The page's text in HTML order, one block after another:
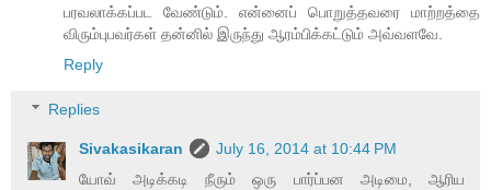
பரவலாக்கப்பட வேண்டும். என்னைப் பொறுத்தவரை மாற்றத்தை
விரும்புபவர்கள் தன்னில் இருந்து ஆரம்பிக்கட்டும் அவ்வளவே.
Reply
Replies
Sivakasikaran
July 16, 2014 at 10:44 PM
யோவ் அடிக்கடி நீரும் ஒரு பார்ப்பன அடிமை, ஆரிய